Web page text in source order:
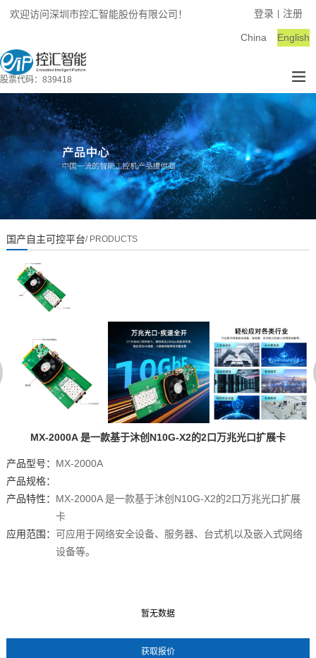
欢迎访问深圳市控汇智能股份有限公司！ 登录 注册
English
China
股票代码：839418
国产自主可控平台/ PRODUCTS
MX-2000A 是一款基于沐创N10G-X2的2口万兆光口扩展卡
产品型号： MX-2000A
产品规格：
产品特性： MX-2000A 是一款基于沐创N10G-X2的2口万兆光口扩展
卡
应用范围： 可应用于网络安全设备、服务器、台式机以及嵌入式网络
设备等。
暂无数据
暂无数据